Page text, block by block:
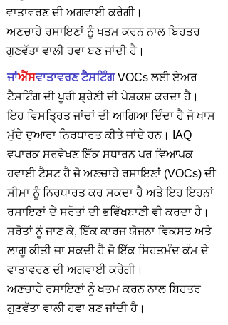
ਵਾਤਾਵਰਣ ਦੀ ਅਗਵਾਈ ਕਰੇਗੀ।
ਅਣਚਾਹੇ ਰਸਾਇਣਾਂ ਨੂੰ ਖਤਮ ਕਰਨ ਨਾਲ ਬਿਹਤਰ
ਗੁਣਵੱਤਾ ਵਾਲੀ ਹਵਾ ਬਣ ਜਾਂਦੀ ਹੈ।
ਜਾਂਐੱਸਵਾਤਾਵਰਣ ਟੈਸਟਿੰਗVOCs ਲਈ ਏਅਰ
ਟੈਸਟਿੰਗ ਦੀ ਪੂਰੀ ਸ਼੍ਰੇਣੀ ਦੀ ਪੇਸ਼ਕਸ਼ ਕਰਦਾ ਹੈ।
ਇਹ ਵਿਸਤ੍ਰਿਤ ਜਾਂਚਾਂ ਦੀ ਆਗਿਆ ਦਿੰਦਾ ਹੈ ਜੋ ਖਾਸ
ਮੁੱਦੇ ਦੁਆਰਾ ਨਿਰਧਾਰਤ ਕੀਤੇ ਜਾਂਦੇ ਹਨ। IAQ
ਵਪਾਰਕ ਸਰਵੇਖਣ ਇੱਕ ਸਧਾਰਨ ਪਰ ਵਿਆਪਕ
ਹਵਾਈ ਟੈਸਟ ਹੈ ਜੋ ਅਣਚਾਹੇ ਰਸਾਇਣਾਂ (VOCs) ਦੀ
ਸੀਮਾ ਨੂੰ ਨਿਰਧਾਰਤ ਕਰ ਸਕਦਾ ਹੈ ਅਤੇ ਇਹ ਇਹਨਾਂ
ਰਸਾਇਣਾਂ ਦੇ ਸਰੋਤਾਂ ਦੀ ਭਵਿੱਖਬਾਣੀ ਵੀ ਕਰਦਾ ਹੈ।
ਸਰੋਤਾਂ ਨੂੰ ਜਾਣ ਕੇ, ਇੱਕ ਕਾਰਜ ਯੋਜਨਾ ਵਿਕਸਤ ਅਤੇ
ਲਾਗੂ ਕੀਤੀ ਜਾ ਸਕਦੀ ਹੈ ਜੋ ਇੱਕ ਸਿਹਤਮੰਦ ਕੰਮ ਦੇ
ਵਾਤਾਵਰਣ ਦੀ ਅਗਵਾਈ ਕਰੇਗੀ।
ਅਣਚਾਹੇ ਰਸਾਇਣਾਂ ਨੂੰ ਖਤਮ ਕਰਨ ਨਾਲ ਬਿਹਤਰ
ਗੁਣਵੱਤਾ ਵਾਲੀ ਹਵਾ ਬਣ ਜਾਂਦੀ ਹੈ।